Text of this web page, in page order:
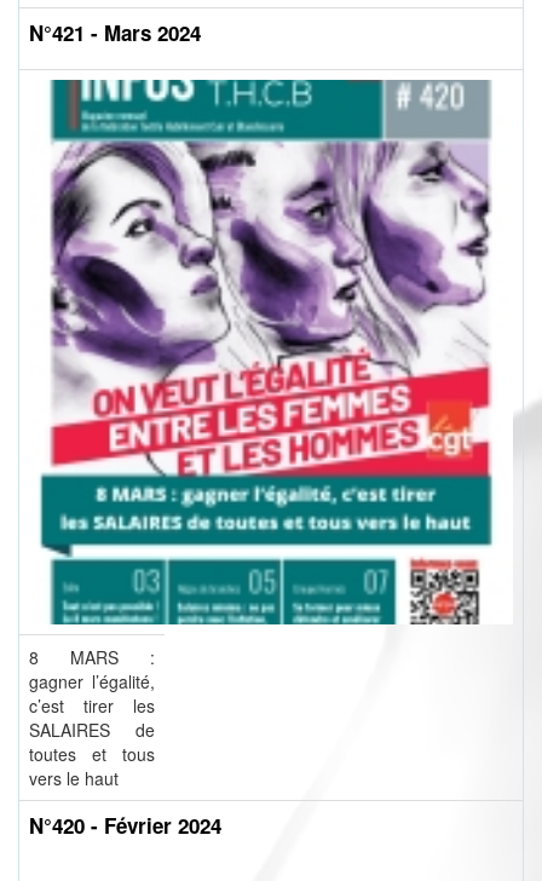
N°421 - Mars 2024
8 MARS :
gagner l’égalité,
c’est tirer les
SALAIRES de
toutes et tous
vers le haut
N°420 - Février 2024